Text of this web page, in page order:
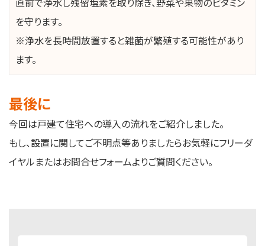
を守ります。
※浄水を長時間放置すると雑菌が繁殖する可能性があり
ます。
最後に
今回は戸建て住宅への導入の流れをご紹介しました。
もし、設置に関してご不明点等ありましたらお気軽にフリーダ
イヤルまたはお問合せフォームよりご質問ください。